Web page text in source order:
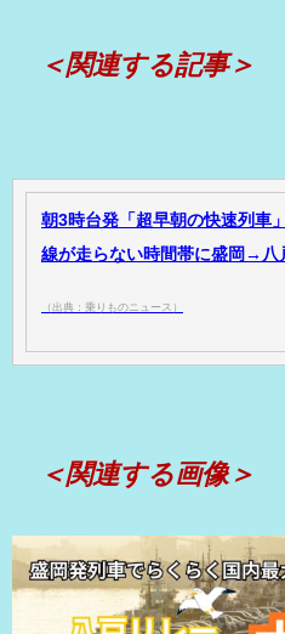
＜関連する記事＞
朝3時台発「超早朝の快速列車
線が走らない時間帯に盛岡→八
（出典：乗りものニュース）
＜関連する画像＞